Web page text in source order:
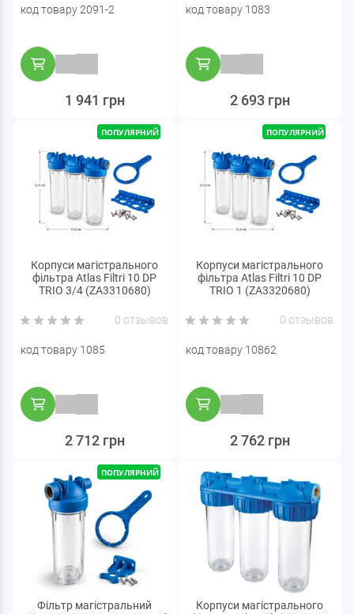
код товару 2091-2
1 941 грн
код товару 1083
2 693 грн
ПОПУЛЯРНИЙ
Корпуси магістрального
фільтра Atlas Filtri 10 DP
TRIO 3/4 (ZA3310680)
0 отзывов
код товару 1085
2 712 грн
ПОПУЛЯРНИЙ
Корпуси магістрального
фільтра Atlas Filtri 10 DP
TRIO 1 (ZA3320680)
0 отзывов
код товару 10862
2 762 грн
ПОПУЛЯРНИЙ
Фільтр магістральний
Корпуси магістрального